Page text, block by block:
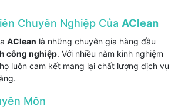
Chuyên Nghiệp Của AClean
AClean là những chuyên gia hàng đầu
công nghiệp. Với nhiều năm kinh nghiệm
luôn cam kết mang lại chất lượng dịch vụ
Môn